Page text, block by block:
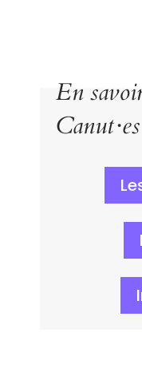
En
Canut·es